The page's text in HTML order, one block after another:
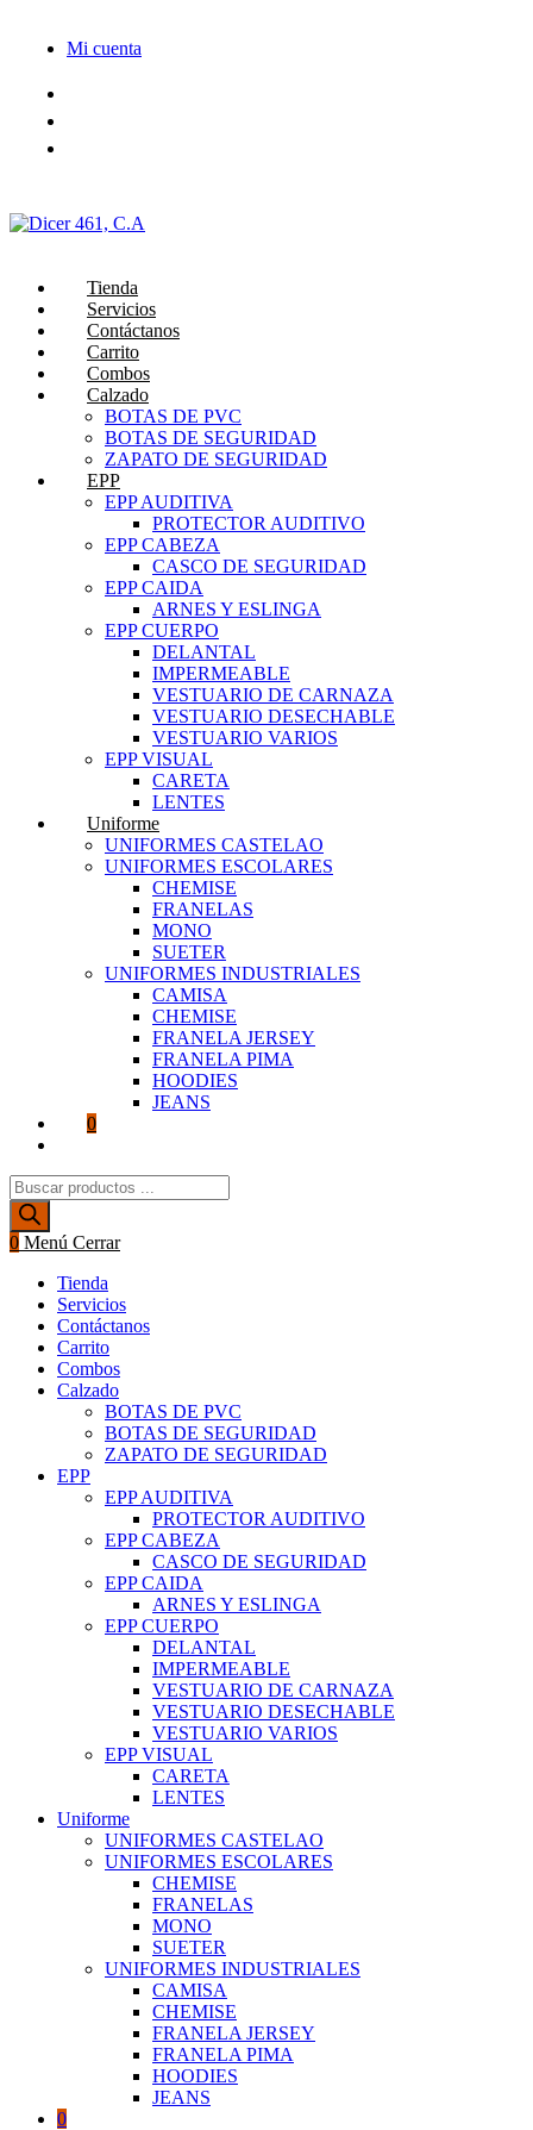
contenido
Mi cuenta
Tienda
Servicios
Contáctanos
Carrito
Combos
Calzado
BOTAS DE PVC
BOTAS DE SEGURIDAD
ZAPATO DE SEGURIDAD
EPP
EPP AUDITIVA
PROTECTOR AUDITIVO
EPP CABEZA
CASCO DE SEGURIDAD
EPP CAIDA
ARNES Y ESLINGA
EPP CUERPO
DELANTAL
IMPERMEABLE
VESTUARIO DE CARNAZA
VESTUARIO DESECHABLE
VESTUARIO VARIOS
EPP VISUAL
CARETA
LENTES
Uniforme
UNIFORMES CASTELAO
UNIFORMES ESCOLARES
CHEMISE
FRANELAS
MONO
SUETER
UNIFORMES INDUSTRIALES
CAMISA
CHEMISE
FRANELA JERSEY
FRANELA PIMA
HOODIES
JEANS
0
de
Búsqueda
de
productos
0 Menú Cerrar
Tienda
Servicios
Contáctanos
Carrito
Combos
Calzado
BOTAS DE PVC
BOTAS DE SEGURIDAD
ZAPATO DE SEGURIDAD
EPP
EPP AUDITIVA
PROTECTOR AUDITIVO
EPP CABEZA
CASCO DE SEGURIDAD
EPP CAIDA
ARNES Y ESLINGA
EPP CUERPO
DELANTAL
IMPERMEABLE
VESTUARIO DE CARNAZA
VESTUARIO DESECHABLE
VESTUARIO VARIOS
EPP VISUAL
CARETA
LENTES
Uniforme
UNIFORMES CASTELAO
UNIFORMES ESCOLARES
CHEMISE
FRANELAS
MONO
SUETER
UNIFORMES INDUSTRIALES
CAMISA
CHEMISE
FRANELA JERSEY
FRANELA PIMA
HOODIES
JEANS
0